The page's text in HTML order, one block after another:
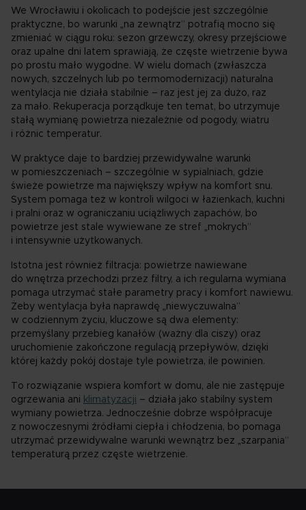
We Wrocławiu i okolicach to podejście jest szczególnie
praktyczne, bo warunki „na zewnątrz” potrafią mocno się
zmieniać w ciągu roku: sezon grzewczy, okresy przejściowe
oraz upalne dni latem sprawiają, że częste wietrzenie bywa
po prostu mało wygodne. W wielu domach (zwłaszcza
nowych, szczelnych lub po termomodernizacji) naturalna
wentylacja nie działa stabilnie – raz jest jej za dużo, raz
za mało. Rekuperacja porządkuje ten temat, bo utrzymuje
stałą wymianę powietrza niezależnie od pogody, wiatru
i różnic temperatur.
W praktyce daje to bardziej przewidywalne warunki
w pomieszczeniach – szczególnie w sypialniach, gdzie
świeże powietrze ma największy wpływ na komfort snu.
System pomaga też w kontroli wilgoci w łazienkach, kuchni
i pralni oraz w ograniczaniu uciążliwych zapachów, bo
powietrze jest stale wywiewane ze stref „mokrych”
i intensywnie użytkowanych.
Istotna jest również filtracja: powietrze nawiewane
do wnętrza przechodzi przez filtry, a ich regularna wymiana
pomaga utrzymać stałe parametry pracy i komfort nawiewu.
Żeby wentylacja była naprawdę „niewyczuwalna”
w codziennym życiu, kluczowe są dwa elementy:
przemyślany przebieg kanałów (ważny dla ciszy) oraz
uruchomienie zakończone regulacją przepływów, dzięki
której każdy pokój dostaje tyle powietrza, ile powinien.
To rozwiązanie wspiera komfort w domu, ale nie zastępuje
ogrzewania ani klimatyzacji – działa jako stabilny system
wymiany powietrza. Jednocześnie dobrze współpracuje
z nowoczesnymi źródłami ciepła i chłodzenia, bo pomaga
utrzymać przewidywalne warunki wewnątrz bez „szarpania”
temperaturą przez częste wietrzenie.